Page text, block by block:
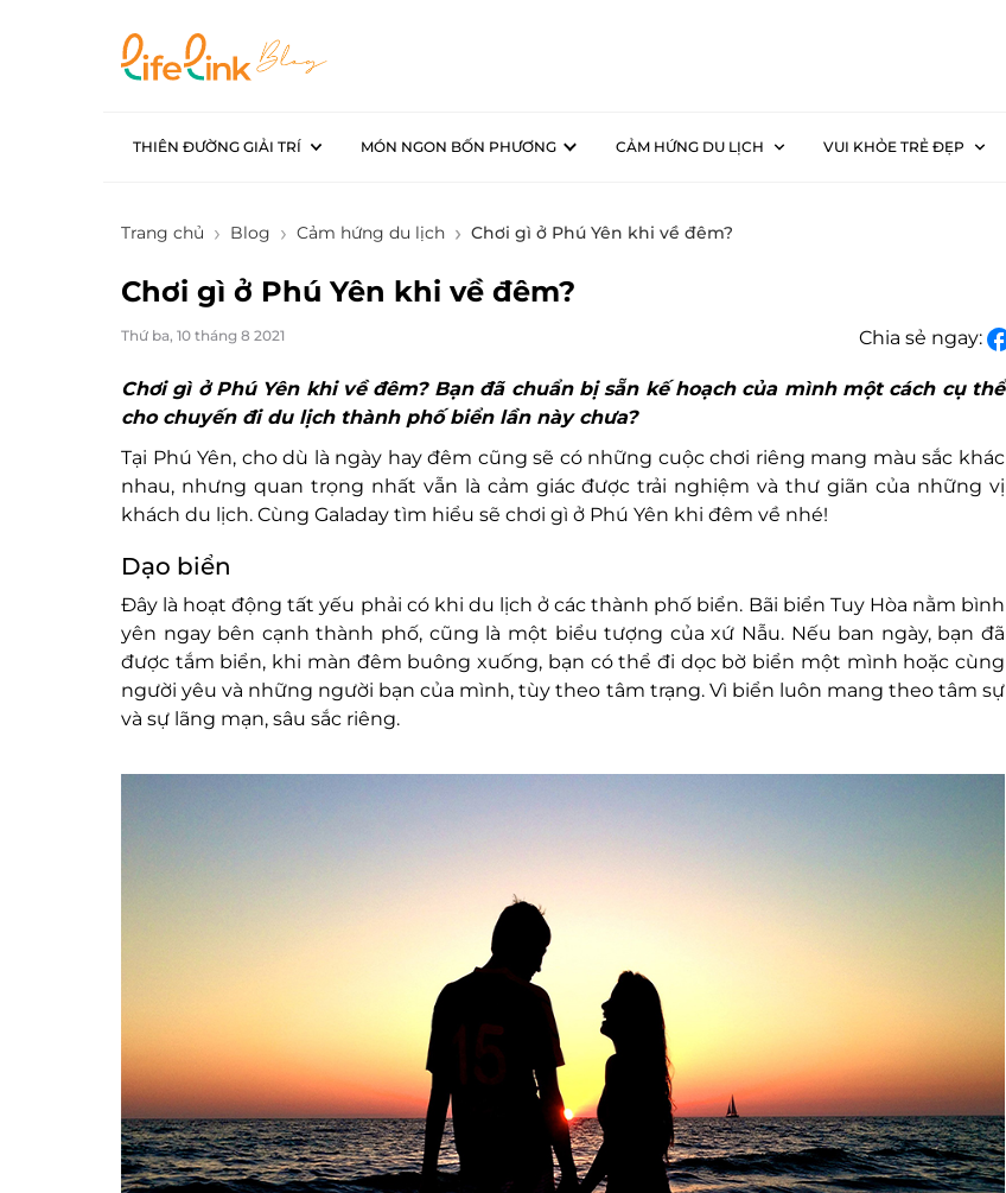
THIÊN ĐƯỜNG GIẢI TRÍ MÓN NGON BỐN PHƯƠNG CẢM HỨNG DU LỊCH VUI KHỎE TRẺ ĐẸP
Trang chủ Blog Cảm hứng du lịch Chơi gì ở Phú Yên khi về đêm?
Chơi gì ở Phú Yên khi về đêm?
Thứ ba, 10 tháng 8 2021 Chia sẻ ngay:
Chơi gì ở Phú Yên khi về đêm? Bạn đã chuẩn bị sẵn kế hoạch của mình một cách cụ thể
cho chuyến đi du lịch thành phố biển lần này chưa?
Tại Phú Yên, cho dù là ngày hay đêm cũng sẽ có những cuộc chơi riêng mang màu sắc khác
nhau, nhưng quan trọng nhất vẫn là cảm giác được trải nghiệm và thư giãn của những vị
khách du lịch. Cùng Galaday tìm hiểu sẽ chơi gì ở Phú Yên khi đêm về nhé!
Dạo biển
Đây là hoạt động tất yếu phải có khi du lịch ở các thành phố biển. Bãi biển Tuy Hòa nằm bình
yên ngay bên cạnh thành phố, cũng là một biểu tượng của xứ Nẫu. Nếu ban ngày, bạn đã
được tắm biển, khi màn đêm buông xuống, bạn có thể đi dọc bờ biển một mình hoặc cùng
người yêu và những người bạn của mình, tùy theo tâm trạng. Vì biển luôn mang theo tâm sự
và sự lãng mạn, sâu sắc riêng.